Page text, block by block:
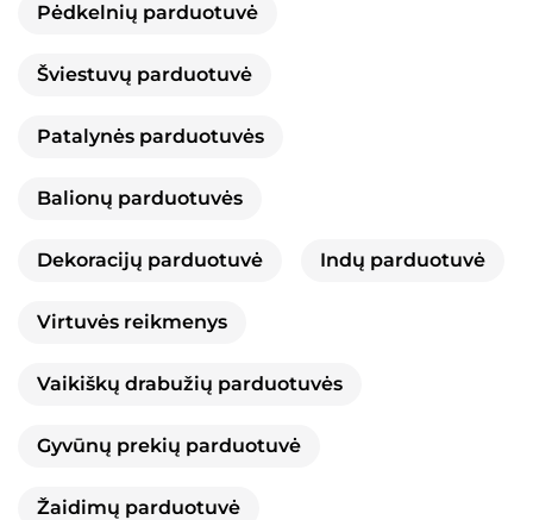
Pėdkelnių parduotuvė
Šviestuvų parduotuvė
Patalynės parduotuvės
Balionų parduotuvės
Dekoracijų parduotuvė Indų parduotuvė
Virtuvės reikmenys
Vaikiškų drabužių parduotuvės
Gyvūnų prekių parduotuvė
Žaidimų parduotuvė